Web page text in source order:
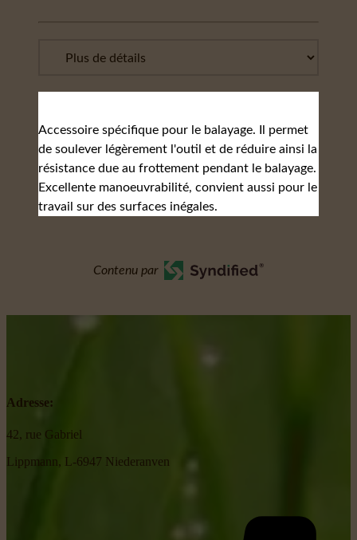
Accessoire spécifique pour le balayage. Il permet
de soulever légèrement l'outil et de réduire ainsi la
résistance due au frottement pendant le balayage.
Excellente manoeuvrabilité, convient aussi pour le
travail sur des surfaces inégales.
Contenu par
Adresse:
42, rue Gabriel
Lippmann, L-6947 Niederanven